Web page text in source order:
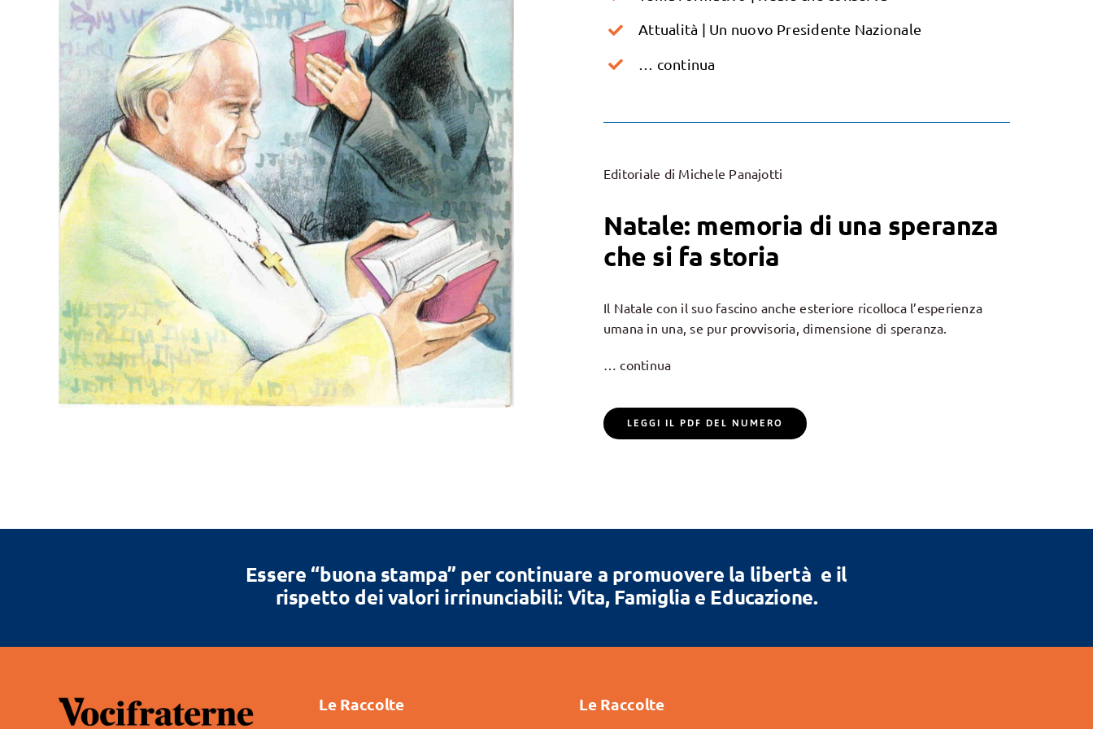
Attualità | Un nuovo Presidente Nazionale
… continua
Editoriale di Michele Panajotti
Natale: memoria di una speranza
che si fa storia
Il Natale con il suo fascino anche esteriore ricolloca l’esperienza
umana in una, se pur provvisoria, dimensione di speranza.
… continua
LEGGI IL PDF DEL NUMERO
Essere “buona stampa” per continuare a promuovere la libertà e il
rispetto dei valori irrinunciabili: Vita, Famiglia e Educazione.
Le Raccolte Le Raccolte